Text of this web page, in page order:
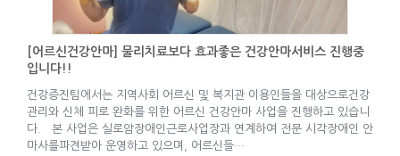
[어르신건강안마] 물리치료보다 효과좋은 건강안마서비스 진행중
입니다!!
건강증진팀에서는 지역사회 어르신 및 복지관 이용인들을 대상으로건강
관리와 신체 피로 완화를 위한 어르신 건강안마 사업을 진행하고 있습니
다. 본 사업은 실로암장애인근로사업장과 연계하여 전문 시각장애인 안
마사를파견받아 운영하고 있으며, 어르신들…